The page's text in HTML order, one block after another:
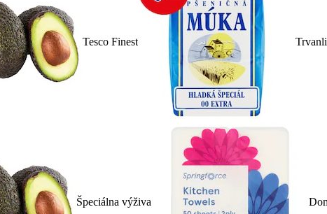
Tesco Finest
Špeciálna výživa